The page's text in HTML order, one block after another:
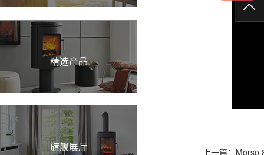
精选产品
旗舰展厅 上一篇：Morso